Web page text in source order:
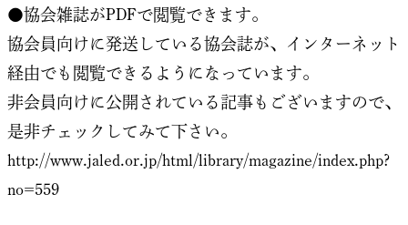
●協会雑誌がPDFで閲覧できます。
協会員向けに発送している協会誌が、インターネット
経由でも閲覧できるようになっています。
非会員向けに公開されている記事もございますので、
是非チェックしてみて下さい。
http://www.jaled.or.jp/html/library/magazine/index.php?
no=559